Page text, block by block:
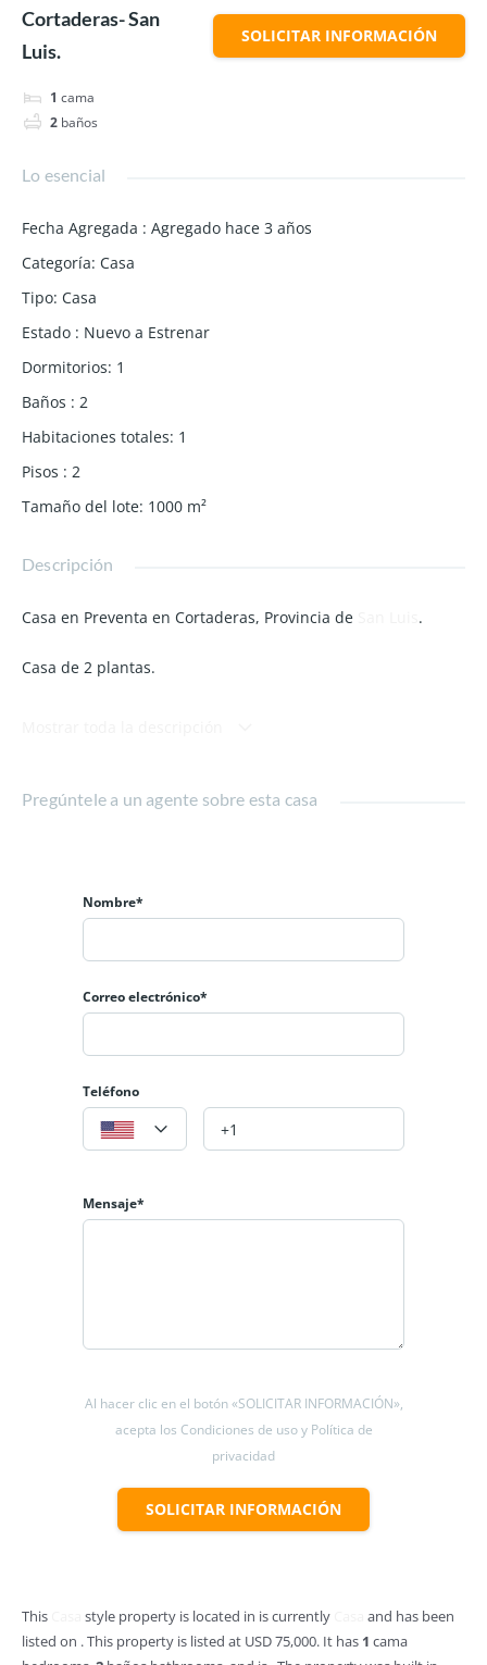
Cortaderas- San
Luis.
1 cama
2 baños
SOLICITAR INFORMACIÓN
Lo esencial
Fecha Agregada : Agregado hace 3 años
Categoría: Casa
Tipo: Casa
Estado : Nuevo a Estrenar
Dormitorios: 1
Baños : 2
Habitaciones totales: 1
Pisos : 2
Tamaño del lote: 1000 m²
Descripción
Casa en Preventa en Cortaderas, Provincia de .
Casa de 2 plantas.
imponente vista a las
Sierras de Los Comechingones
con cerramiento perimetral.
Servicios de Luz y Agua ya disponibles.
A 400mts de Ruta 1 en el Kilometro 24, y a tan solo 20
minutos de Villa de
Listo para Escriturar.
Pregúntele a un agente sobre esta casa
Nombre*
Correo electrónico*
Teléfono
Mensaje*
Al hacer clic en el botón «SOLICITAR INFORMACIÓN»,
acepta los Condiciones de uso y Política de
privacidad
SOLICITAR INFORMACIÓN
This style property is located in is currently
and has been
listed on . This property is listed at USD 75,000. It has 1 cama